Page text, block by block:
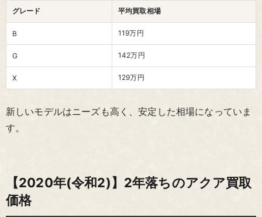
グレード 平均買取相場
B 119万円
G 142万円
X 129万円
新しいモデルはニーズも高く、安定した相場になっていま
す。
【2020年(令和2)】2年落ちのアクア買取
価格